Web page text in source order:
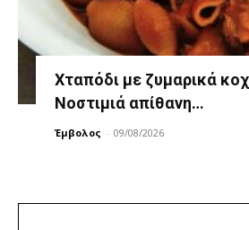
Χταπόδι με ζυμαρικά
Νοστιμιά απίθανη…
Έμβολος - 09/08/2026